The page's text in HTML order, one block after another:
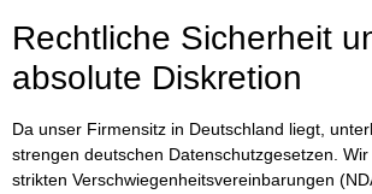
Rechtliche Sicherheit
absolute Diskretion
Da unser Firmensitz in Deutschland liegt,
strengen deutschen Datenschutzgesetzen.
strikten Verschwiegenheitsvereinbarungen